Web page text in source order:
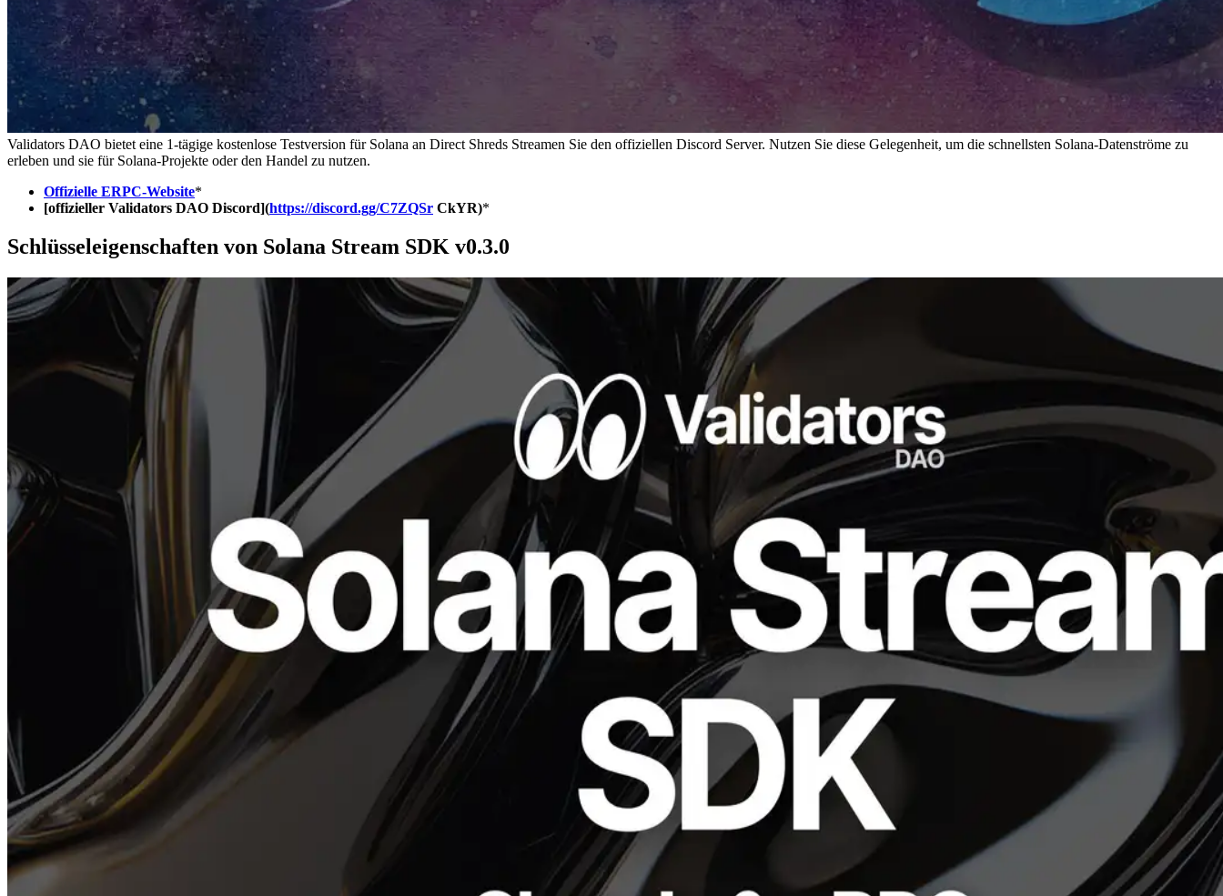
Validators DAO bietet eine 1-tägige kostenlose Testversion für Solana an Direct Shreds Streamen Sie den offiziellen Discord Server. Nutzen Sie diese Gelegenheit, um die schnellsten Solana-Datenströme zu
erleben und sie für Solana-Projekte oder den Handel zu nutzen.
Offizielle ERPC-Website*
[offizieller Validators DAO Discord](https://discord.gg/C7ZQSr CkYR)*
Schlüsseleigenschaften von Solana Stream SDK v0.3.0